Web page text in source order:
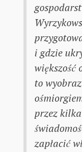
i gdzie
większość
to
przez
zapłacić